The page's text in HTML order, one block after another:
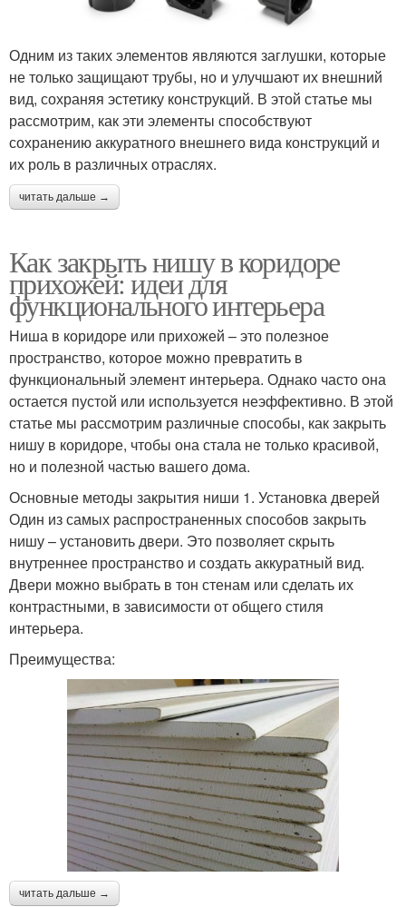
Одним из таких элементов являются заглушки, которые
не только защищают трубы, но и улучшают их внешний
вид, сохраняя эстетику конструкций. В этой статье мы
рассмотрим, как эти элементы способствуют
сохранению аккуратного внешнего вида конструкций и
их роль в различных отраслях.
читать дальше →
Как закрыть нишу в коридоре
прихожей: идеи для
функционального интерьера
Ниша в коридоре или прихожей – это полезное
пространство, которое можно превратить в
функциональный элемент интерьера. Однако часто она
остается пустой или используется неэффективно. В этой
статье мы рассмотрим различные способы, как закрыть
нишу в коридоре, чтобы она стала не только красивой,
но и полезной частью вашего дома.
Основные методы закрытия ниши 1. Установка дверей
Один из самых распространенных способов закрыть
нишу – установить двери. Это позволяет скрыть
внутреннее пространство и создать аккуратный вид.
Двери можно выбрать в тон стенам или сделать их
контрастными, в зависимости от общего стиля
интерьера.
Преимущества:
читать дальше →